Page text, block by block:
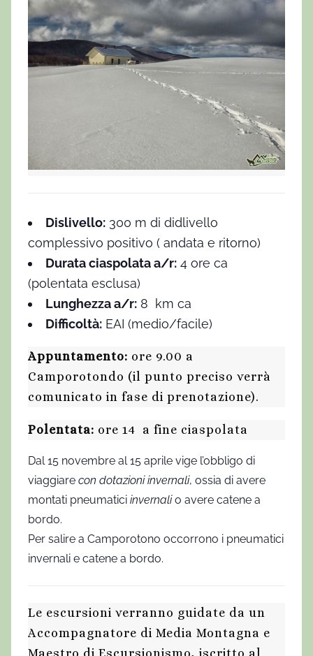
Dislivello: 300 m di didlivello
complessivo positivo ( andata e ritorno)
Durata ciaspolata a/r: 4 ore ca
(polentata esclusa)
Lunghezza a/r: 8 km ca
Difficoltà: EAI (medio/facile)
Appuntamento: ore 9.00 a
Camporotondo (il punto preciso verrà
comunicato in fase di prenotazione).
Polentata: ore 14 a fine ciaspolata
Dal 15 novembre al 15 aprile vige l’obbligo di
viaggiare con dotazioni invernali, ossia di avere
montati pneumatici invernalio avere catene a
bordo.
Per salire a Camporotono occorrono i pneumatici
invernali e catene a bordo.
Le escursioni verranno guidate da un
Accompagnatore di Media Montagna e
Maestro di Escursionismo, iscritto al